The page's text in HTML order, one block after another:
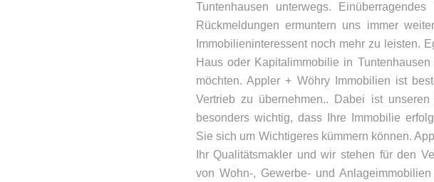
Tuntenhausen unterwegs.
Rückmeldungen ermuntern uns immer
Immobilieninteressent noch mehr zu leisten.
Haus oder Kapitalimmobilie in
möchten. Appler + Wöhry Immobilien ist
Vertrieb zu übernehmen.. Dabei ist
besonders wichtig, dass Ihre Immobilie
Sie sich um Wichtigeres kümmern können.
Ihr Qualitätsmakler und wir stehen für den
von Wohn-, Gewerbe- und